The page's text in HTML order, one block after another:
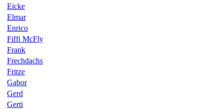
Eicke
Elmar
Enrico
Fiffi McFly
Frank
Frechdachs
Fritze
Gabor
Gerd
Gerti